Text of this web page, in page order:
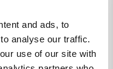
and ads, to
analyse our traffic.
use of our site with